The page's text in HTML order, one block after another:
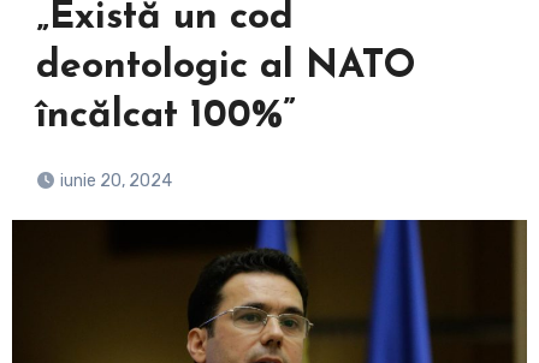
„Există un cod
deontologic al NATO
încălcat 100%”
iunie 20, 2024